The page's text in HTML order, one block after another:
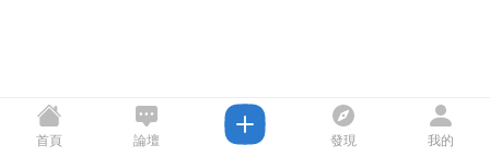
首頁 論壇 發現 我的